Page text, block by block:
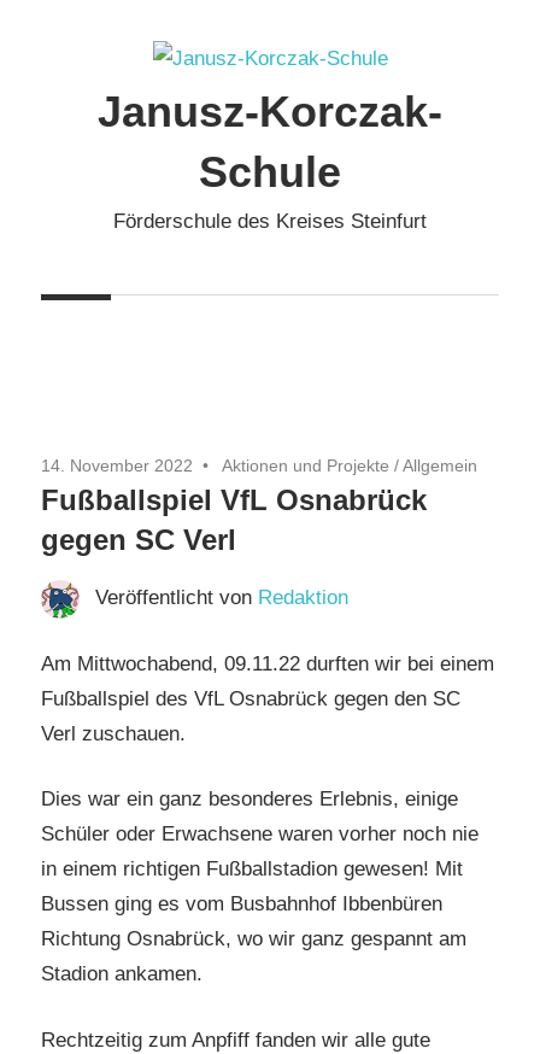
Janusz-Korczak-
Schule
Förderschule des Kreises Steinfurt
14. November 2022 Aktionen und Projekte /Allgemein
Fußballspiel VfL Osnabrück
gegen SC Verl
Veröffentlicht von Redaktion
Am Mittwochabend, 09.11.22 durften wir bei einem
Fußballspiel des VfL Osnabrück gegen den SC
Verl zuschauen.
Dies war ein ganz besonderes Erlebnis, einige
Schüler oder Erwachsene waren vorher noch nie
in einem richtigen Fußballstadion gewesen! Mit
Bussen ging es vom Busbahnhof Ibbenbüren
Richtung Osnabrück, wo wir ganz gespannt am
Stadion ankamen.
Rechtzeitig zum Anpfiff fanden wir alle gute